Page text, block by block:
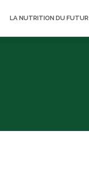
LA NUTRITION DU FUTUR